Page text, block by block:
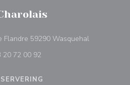
Flandre 59290 Wasquehal((opent in
20 72 00 92